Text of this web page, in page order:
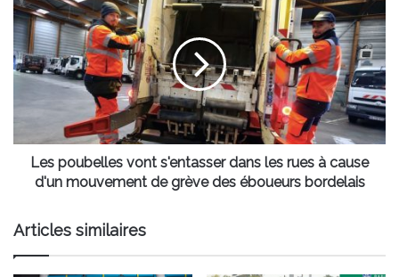
la
nature
poubelles
vont
s'entasser
dans
à
cause
d'un
mouvement
des
éboueurs
bordelais
Les poubelles vont s'entasser dans les rues à cause
d'un mouvement de grève des éboueurs bordelais
Articles similaires